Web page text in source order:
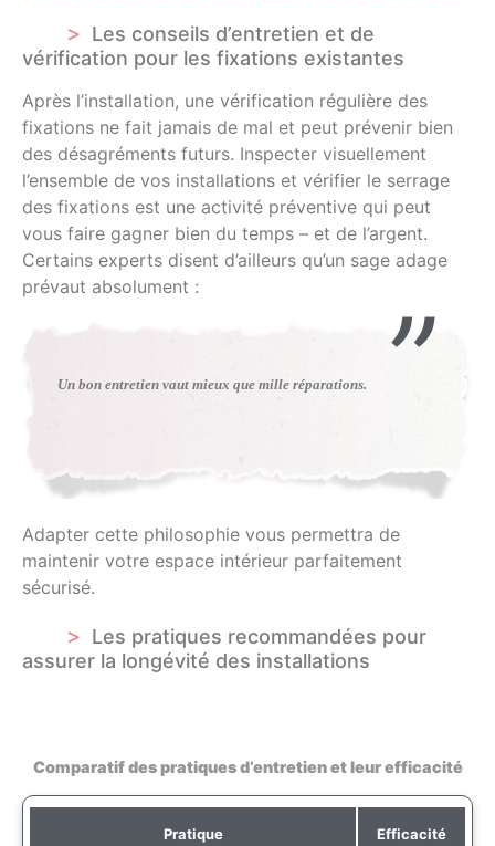
Les conseils d’entretien et de
vérification pour les fixations existantes
Après l’installation, une vérification régulière des
fixations ne fait jamais de mal et peut prévenir bien
des désagréments futurs. Inspecter visuellement
l’ensemble de vos installations et vérifier le serrage
des fixations est une activité préventive qui peut
vous faire gagner bien du temps – et de l’argent.
Certains experts disent d’ailleurs qu’un sage adage
prévaut absolument :
Un bon entretien vaut mieux que mille réparations.
Adapter cette philosophie vous permettra de
maintenir votre espace intérieur parfaitement
sécurisé.
Les pratiques recommandées pour
assurer la longévité des installations
Comparatif des pratiques d’entretien et leur efficacité
Pratique Efficacité